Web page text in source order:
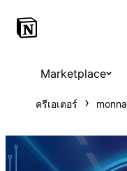
Marketplace
ครีเอเตอร์ monna